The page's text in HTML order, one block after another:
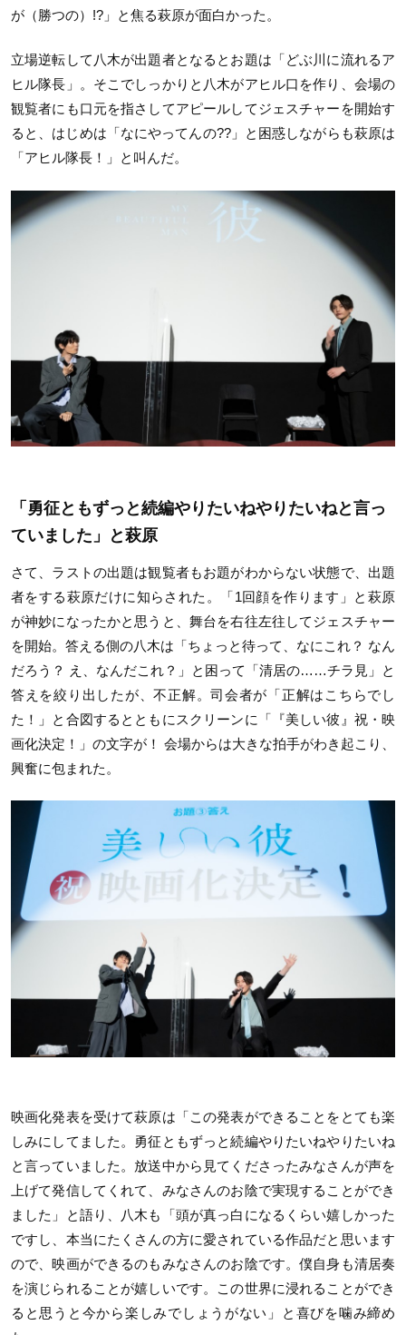
が（勝つの）!?」と焦る萩原が面白かった。
立場逆転して八木が出題者となるとお題は「どぶ川に流れるア
ヒル隊長」。そこでしっかりと八木がアヒル口を作り、会場の
観覧者にも口元を指さしてアピールしてジェスチャーを開始す
ると、はじめは「なにやってんの??」と困惑しながらも萩原は
「アヒル隊長！」と叫んだ。
「勇征ともずっと続編やりたいねやりたいねと言っ
ていました」と萩原
さて、ラストの出題は観覧者もお題がわからない状態で、出題
者をする萩原だけに知らされた。「1回顔を作ります」と萩原
が神妙になったかと思うと、舞台を右往左往してジェスチャー
を開始。答える側の八木は「ちょっと待って、なにこれ？ なん
だろう？ え、なんだこれ？」と困って「清居の……チラ見」と
答えを絞り出したが、不正解。司会者が「正解はこちらでし
た！」と合図するとともにスクリーンに「『美しい彼』祝・映
画化決定！」の文字が！ 会場からは大きな拍手がわき起こり、
興奮に包まれた。
映画化発表を受けて萩原は「この発表ができることをとても楽
しみにしてました。勇征ともずっと続編やりたいねやりたいね
と言っていました。放送中から見てくださったみなさんが声を
上げて発信してくれて、みなさんのお陰で実現することができ
ました」と語り、八木も「頭が真っ白になるくらい嬉しかった
ですし、本当にたくさんの方に愛されている作品だと思います
ので、映画ができるのもみなさんのお陰です。僕自身も清居奏
を演じられることが嬉しいです。この世界に浸れることができ
ると思うと今から楽しみでしょうがない」と喜びを噛み締め